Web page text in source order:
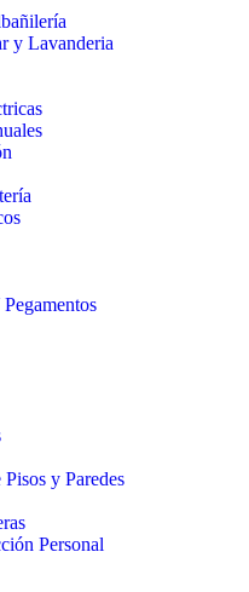
y Lavanderia
y Paredes
Personal